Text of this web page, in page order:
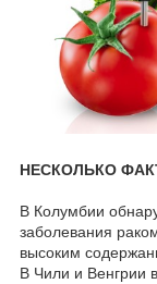
НЕСКОЛЬКО
В Колумбии
заболевания
высоким
В Чили и Венгрии